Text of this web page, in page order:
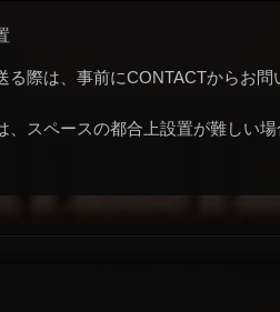
際は、事前にCONTACTからお問
、スペースの都合上設置が難しい場